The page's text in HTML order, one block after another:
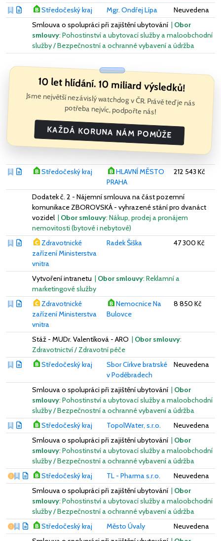
Středočeský kraj
Mgr. Ondřej Lípa
Neuvedena
Smlouva o spolupráci při zajištění ubytování | Obor
smlouvy: Pohostinství a ubytovací služby a maloobchodní
služby / Bezpečnostní a ochranné vybavení a údržba
10 let hlídání. 10 miliard výsledků!
Jsme největší nezávislý watchdog v ČR. Právě teď je nás
potřeba nejvíc, podpořte nás!
KAŽDÁ KORUNA NÁM POMŮŽE
Středočeský kraj
HLAVNÍ MĚSTO
PRAHA
212 543 Kč
Dodatek č. 2 - Nájemní smlouva na část pozemní
komunikace ZBOROVSKÁ - vyhrazené stání pro dvanáct
vozidel | Obor smlouvy: Nákup, prodej a pronájem
nemovitosti (bytové i nebytové)
Zdravotnické
zařízení Ministerstva
vnitra
Radek Šiška 47 300 Kč
Vytvoření intranetu | Obor smlouvy: Reklamní a
marketingové služby
Zdravotnické
zařízení Ministerstva
vnitra
Nemocnice Na
Bulovce
8 850 Kč
Stáž - MUDr. Valentíková - ARO | Obor smlouvy:
Zdravotnictví / Zdravotní péče
Středočeský kraj
Sbor Církve bratrské
v Poděbradech
Neuvedena
Smlouva o spolupráci při zajištění ubytování | Obor
smlouvy: Pohostinství a ubytovací služby a maloobchodní
služby / Bezpečnostní a ochranné vybavení a údržba
Středočeský kraj
TopolWater, s.r.o.
Neuvedena
Smlouva o spolupráci při zajištění ubytování | Obor
smlouvy: Pohostinství a ubytovací služby a maloobchodní
služby / Bezpečnostní a ochranné vybavení a údržba
Vážný nedostatek
Středočeský kraj TL - Pharma s.r.o.
Neuvedena
Smlouva o spolupráci při zajištění ubytování | Obor
smlouvy: Pohostinství a ubytovací služby a maloobchodní
služby / Bezpečnostní a ochranné vybavení a údržba
Vážný nedostatek
Středočeský kraj Město Úvaly
Neuvedena